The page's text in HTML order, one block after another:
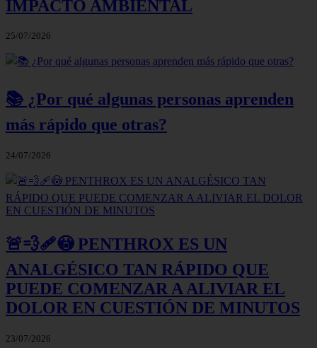
IMPACTO AMBIENTAL
25/07/2026
📚 ¿Por qué algunas personas aprenden
más rápido que otras?
24/07/2026
🚨💨🩹😳 PENTHROX ES UN
ANALGÉSICO TAN RÁPIDO QUE
PUEDE COMENZAR A ALIVIAR EL
DOLOR EN CUESTIÓN DE MINUTOS
23/07/2026